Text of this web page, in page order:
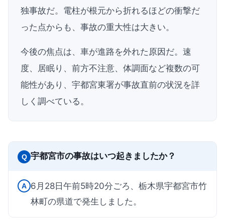
独事故だ。電柱が根元から折れるほどの衝撃だ
った点からも、事故の重大性は大きい。
今後の焦点は、車が進路を外れた原因だ。速
度、居眠り、前方不注意、体調面など複数の可
能性があり、宇都宮東署が事故直前の状況を詳
しく調べている。
Q 宇都宮市の事故はいつ起きましたか？
A 6月28日午前5時20分ごろ、栃木県宇都宮市竹
林町の県道で発生しました。